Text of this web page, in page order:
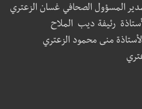
المسؤول الصحافي غسان الزعتري
رئيفة ديب الملاح
منى محمود الزعتري